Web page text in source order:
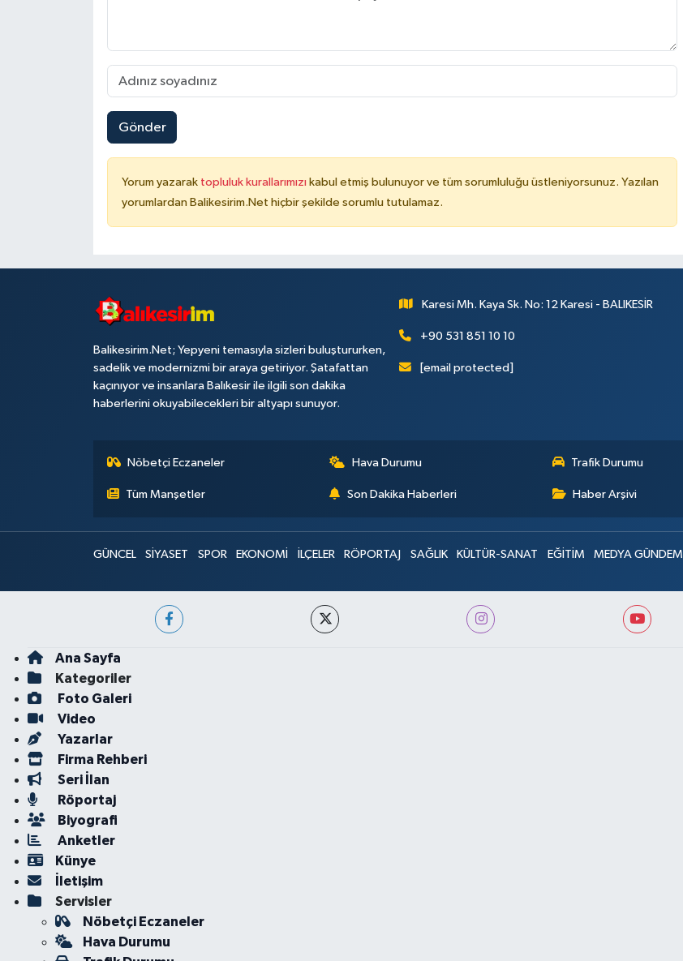
Gönder
Yorum yazarak topluluk kurallarımızı kabul etmiş bulunuyor ve tüm sorumluluğu üstleniyorsunuz. Yazılan
yorumlardan Balikesirim.Net hiçbir şekilde sorumlu tutulamaz.
Balikesirim.Net; Yepyeni temasıyla sizleri buluştururken,
sadelik ve modernizmi bir araya getiriyor. Şatafattan
kaçınıyor ve insanlara Balıkesir ile ilgili son dakika
haberlerini okuyabilecekleri bir altyapı sunuyor.
Karesi Mh. Kaya Sk. No: 12 Karesi - BALIKESİR
+90 531 851 10 10
[email protected]
Nöbetçi Eczaneler Hava Durumu Trafik Durumu
Tüm Manşetler Son Dakika Haberleri Haber Arşivi
GÜNCEL SİYASET SPOR EKONOMİ İLÇELER RÖPORTAJ SAĞLIK KÜLTÜR-SANAT EĞİTİM MEDYA GÜNDEMİ
Ana Sayfa
Kategoriler
Foto Galeri
Video
Yazarlar
Firma Rehberi
Seri İlan
Röportaj
Biyografi
Anketler
Künye
İletişim
Servisler
Nöbetçi Eczaneler
Hava Durumu